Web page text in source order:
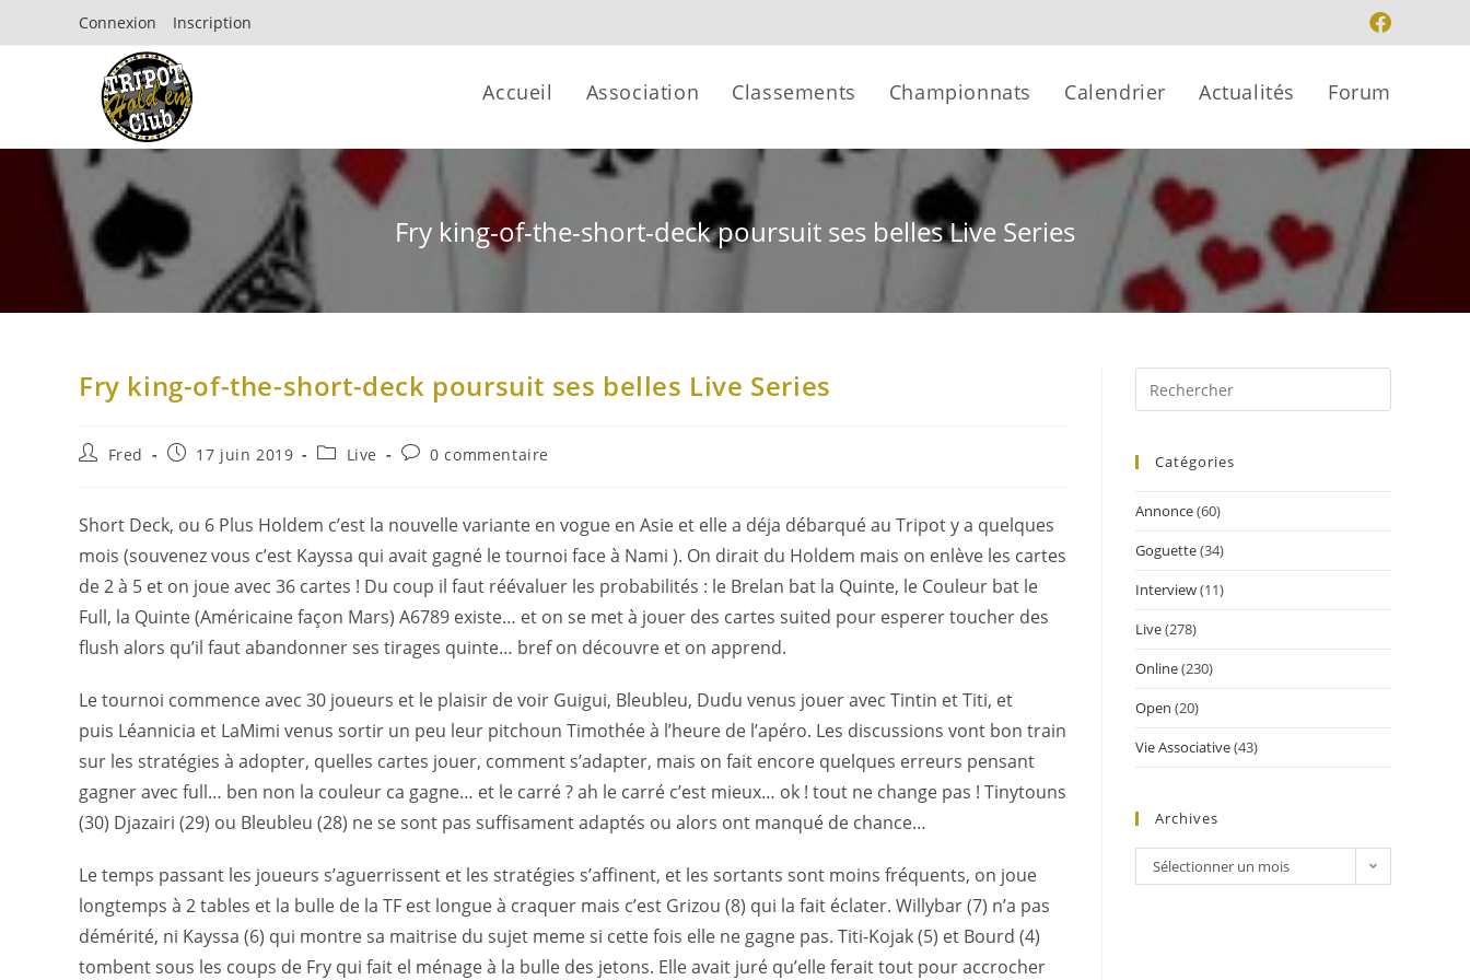
Connexion Inscription
Accueil Association Classements Championnats Calendrier Actualités Forum
Fry king-of-the-short-deck poursuit ses belles Live Series
Fry king-of-the-short-deck poursuit ses belles Live Series
Fred 17 juin 2019 Live 0 commentaire
Short Deck, ou 6 Plus Holdem c’est la nouvelle variante en vogue en Asie et elle a déja débarqué au Tripot y a quelques
mois (souvenez vous c’est Kayssa qui avait gagné le tournoi face à Nami ). On dirait du Holdem mais on enlève les cartes
de 2 à 5 et on joue avec 36 cartes ! Du coup il faut réévaluer les probabilités : le Brelan bat la Quinte, le Couleur bat le
Full, la Quinte (Américaine façon Mars) A6789 existe… et on se met à jouer des cartes suited pour esperer toucher des
flush alors qu’il faut abandonner ses tirages quinte… bref on découvre et on apprend.
Le tournoi commence avec 30 joueurs et le plaisir de voir Guigui, Bleubleu, Dudu venus jouer avec Tintin et Titi, et
puis Léannicia et LaMimi venus sortir un peu leur pitchoun Timothée à l’heure de l’apéro. Les discussions vont bon train
sur les stratégies à adopter, quelles cartes jouer, comment s’adapter, mais on fait encore quelques erreurs pensant
gagner avec full… ben non la couleur ca gagne… et le carré ? ah le carré c’est mieux… ok ! tout ne change pas ! Tinytouns
(30) Djazairi (29) ou Bleubleu (28) ne se sont pas suffisament adaptés ou alors ont manqué de chance…
Le temps passant les joueurs s’aguerrissent et les stratégies s’affinent, et les sortants sont moins fréquents, on joue
longtemps à 2 tables et la bulle de la TF est longue à craquer mais c’est Grizou (8) qui la fait éclater. Willybar (7) n’a pas
démérité, ni Kayssa (6) qui montre sa maitrise du sujet meme si cette fois elle ne gagne pas. Titi-Kojak (5) et Bourd (4)
tombent sous les coups de Fry qui fait el ménage à la bulle des jetons. Elle avait juré qu’elle ferait tout pour accrocher
Catégories
Annonce(60)
Goguette(34)
Interview(11)
Live(278)
Online(230)
Open (20)
Vie Associative(43)
Archives
Sélectionner un mois